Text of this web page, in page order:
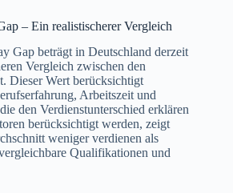
– Ein realistischerer Vergleich
Gap beträgt in Deutschland derzeit
Vergleich zwischen den
Dieser Wert berücksichtigt
Arbeitszeit und
den Verdienstunterschied erklären
berücksichtigt werden, zeigt
weniger verdienen als
Qualifikationen und